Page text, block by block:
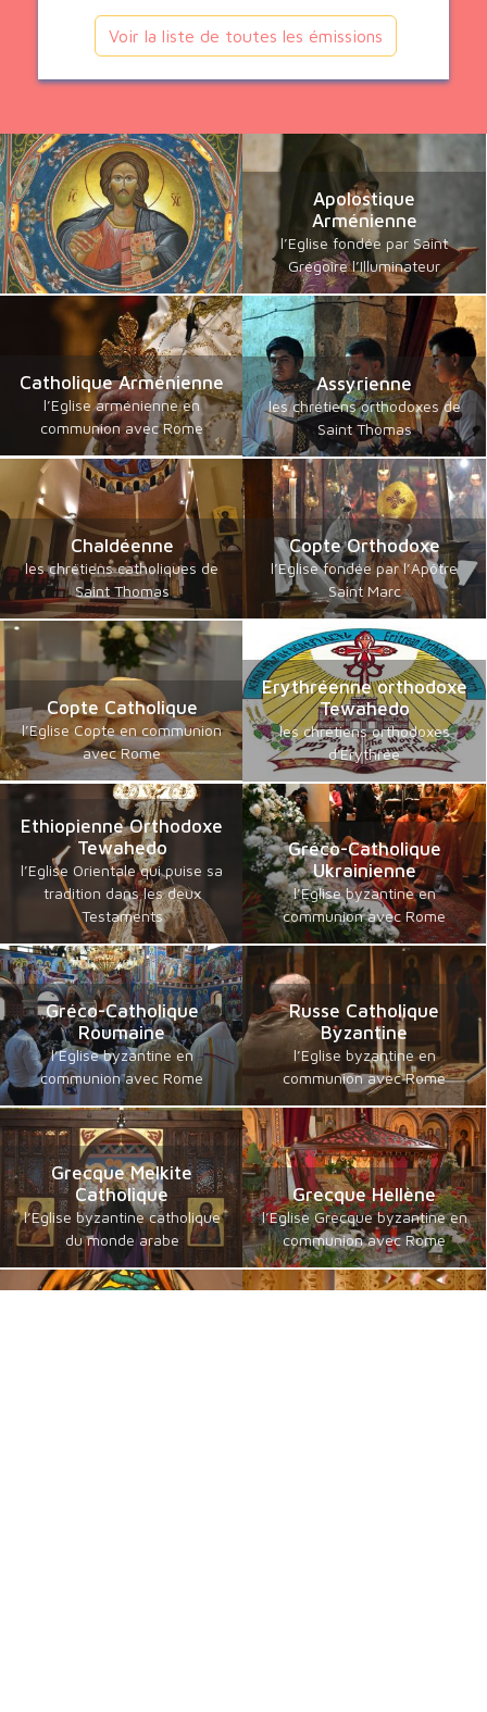
Voir la liste de toutes les émissions
Apolostique
Arménienne
l’Eglise fondée par Saint
Grégoire l’Illuminateur
Catholique Arménienne
l’Eglise arménienne en
communion avec Rome
Assyrienne
les chrétiens orthodoxes de
Saint Thomas
Chaldéenne
les chrétiens catholiques de
Saint Thomas
Copte Orthodoxe
l’Eglise fondée par l’Apôtre
Saint Marc
Copte Catholique
l’Eglise Copte en communion
avec Rome
Erythréenne orthodoxe
Tewahedo
les chrétiens orthodoxes
d'Erythrée
Ethiopienne Orthodoxe
Tewahedo
l’Eglise Orientale qui puise sa
tradition dans les deux
Testaments
Gréco-Catholique
Ukrainienne
l’Eglise byzantine en
communion avec Rome
Gréco-Catholique
Roumaine
l’Eglise byzantine en
communion avec Rome
Russe Catholique
Byzantine
l’Eglise byzantine en
communion avec Rome
Grecque Melkite
Catholique
l’Eglise byzantine catholique
du monde arabe
Grecque Hellène
l’Eglise Grecque byzantine en
communion avec Rome